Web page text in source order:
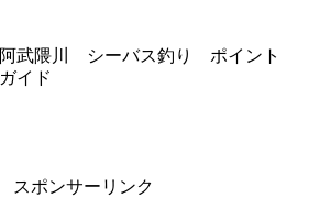
阿武隈川 シーバス釣り ポイント
ガイド
スポンサーリンク